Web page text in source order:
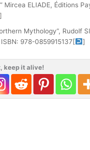
Mircea ELIADE, Éditions
]
Mythology”, Rudolf
ISBN: ‎978-0859915137[ ]
keep it alive!